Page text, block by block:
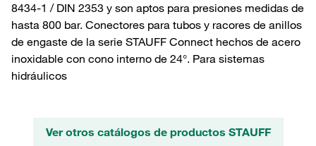
8434-1 / DIN 2353 y son aptos para presiones medidas de
hasta 800 bar. Conectores para tubos y racores de anillos
de engaste de la serie STAUFF Connect hechos de acero
inoxidable con cono interno de 24°. Para sistemas
hidráulicos
Ver otros catálogos de productos STAUFF